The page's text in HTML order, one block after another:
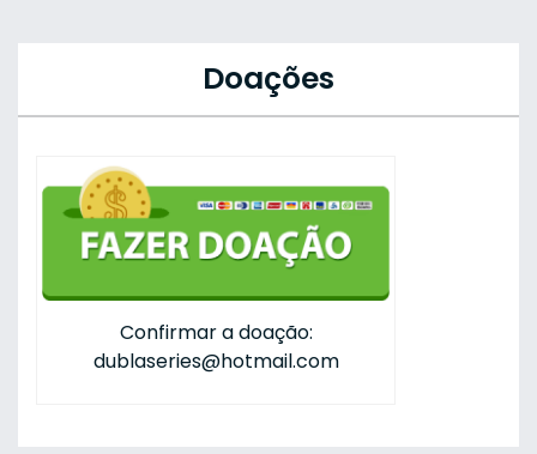
Doações
Confirmar a doação:
dublaseries@hotmail.com